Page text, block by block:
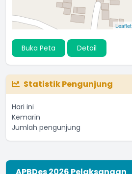
Leaflet
Buka Peta Detail
Statistik Pengunjung
Hari ini
Kemarin
Jumlah pengunjung
APBDes 2026 Pelaksanaan